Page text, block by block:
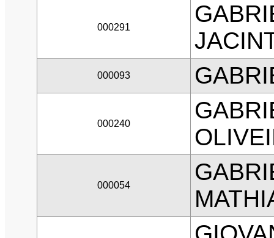
000291
000093
000240
000054